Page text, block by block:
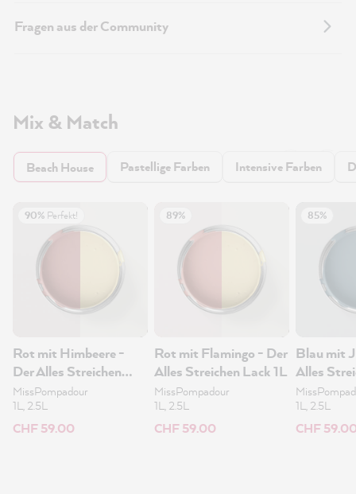
Fragen aus der Community
Mix & Match
Beach House Pastellige Farben Intensive Farben
90% Perfekt!
Rot mit Himbeere -
Der Alles Streichen
Lack 1L
MissPompadour
1L, 2.5L
CHF 59.00
89%
Rot mit Flamingo - Der
Alles Streichen Lack 1L
MissPompadour
1L, 2.5L
CHF 59.00
85%
Blau mit
Alles
1L, 2.5L
CHF